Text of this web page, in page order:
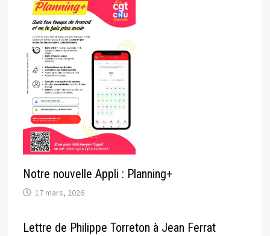
Notre nouvelle Appli : Planning+
17 mars, 2026
Lettre de Philippe Torreton à Jean Ferrat